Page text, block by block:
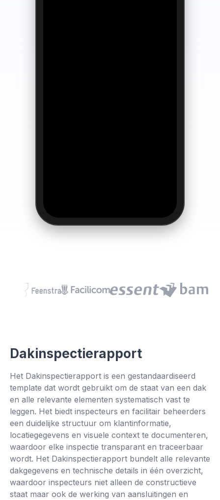
👆
Tik om zelf te proberen
Dakinspectierapport
Het Dakinspectierapport is een gestandaardiseerd
template dat wordt gebruikt om de staat van een dak
en alle relevante elementen systematisch vast te
leggen. Het biedt inspecteurs en facilitair beheerders
een duidelijke structuur om klantinformatie,
locatiegegevens en visuele context te documenteren,
waardoor elke inspectie transparant en traceerbaar
wordt. Het Dakinspectierapport bundelt alle relevante
dakgegevens en technische details in één overzicht,
waardoor inspecteurs niet alleen de constructieve
staat maar ook de werking van aansluitingen en